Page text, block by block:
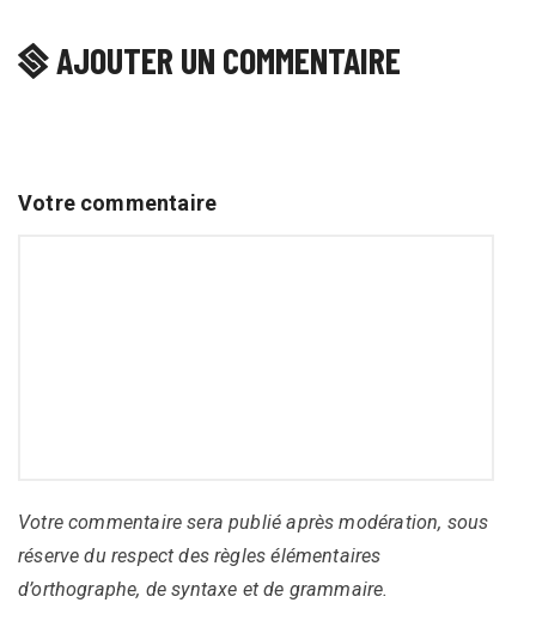
AJOUTER UN COMMENTAIRE
Votre commentaire
Votre commentaire sera publié après modération, sous
réserve du respect des règles élémentaires
d’orthographe, de syntaxe et de grammaire.